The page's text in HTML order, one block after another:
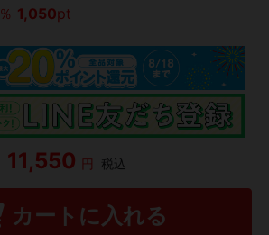
％ 1,050pt
11,550 円 税込
カートに入れる